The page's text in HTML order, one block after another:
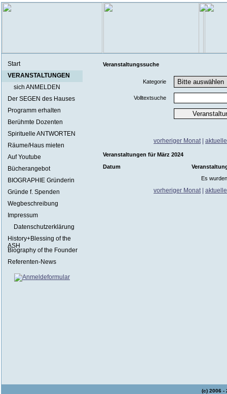
Start
VERANSTALTUNGEN
sich ANMELDEN
Der SEGEN des Hauses
Programm erhalten
Berühmte Dozenten
Spirituelle ANTWORTEN
Räume/Haus mieten
Auf Youtube
Bücherangebot
BIOGRAPHIE Gründerin
Gründe f. Spenden
Wegbeschreibung
Impressum
Datenschutzerklärung
History+Blessing of the
ASH
Biography of the Founder
Referenten-News
Veranstaltungssuche
Kategorie
Volltextsuche
vorheriger Monat|
Veranstaltungen für März 2024
Datum
Es
vorheriger Monat|
(c) 2006 -